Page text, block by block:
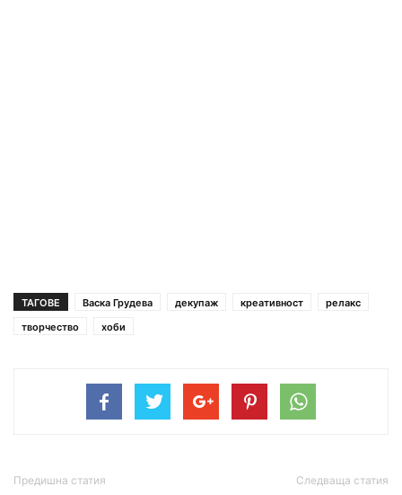
ТАГОВЕ Васка Грудева декупаж креативност
релакс
творчество
хоби
Предишна статия Следваща статия